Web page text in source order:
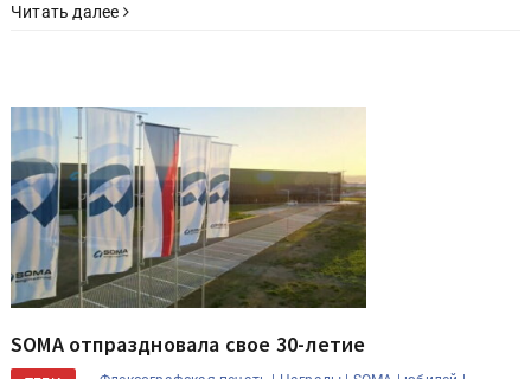
Читать далее
SOMA отпраздновала свое 30-летие